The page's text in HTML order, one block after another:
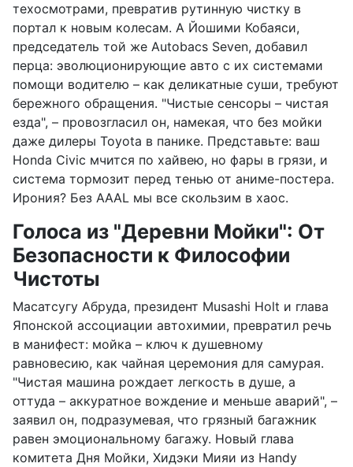
техосмотрами, превратив рутинную чистку в
портал к новым колесам. А Йошими Кобаяси,
председатель той же Autobacs Seven, добавил
перца: эволюционирующие авто с их системами
помощи водителю – как деликатные суши, требуют
бережного обращения. "Чистые сенсоры – чистая
езда", – провозгласил он, намекая, что без мойки
даже дилеры Toyota в панике. Представьте: ваш
Honda Civic мчится по хайвею, но фары в грязи, и
система тормозит перед тенью от аниме-постера.
Ирония? Без AAAL мы все скользим в хаос.
Голоса из "Деревни Мойки": От
Безопасности к Философии
Чистоты
Масатсугу Абруда, президент Musashi Holt и глава
Японской ассоциации автохимии, превратил речь
в манифест: мойка – ключ к душевному
равновесию, как чайная церемония для самурая.
"Чистая машина рождает легкость в душе, а
оттуда – аккуратное вождение и меньше аварий", –
заявил он, подразумевая, что грязный багажник
равен эмоциональному багажу. Новый глава
комитета Дня Мойки, Хидэки Мияи из Handy